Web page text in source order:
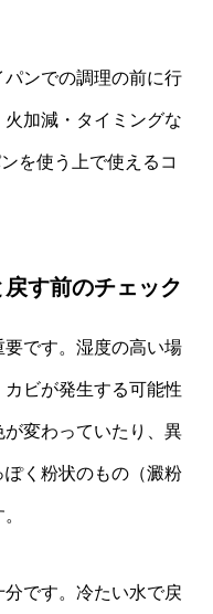
ンでの調理の前に行
加減・タイミングな
を使う上で使えるコ
す前のチェック
です。湿度の高い場
ビが発生する可能性
変わっていたり、異
く粉状のもの（澱粉
です。冷たい水で戻